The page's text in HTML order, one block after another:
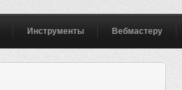
Инструменты Вебмастеру